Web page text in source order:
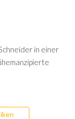
in einer